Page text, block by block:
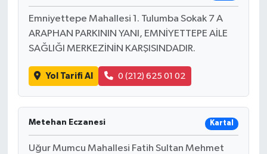
Emniyettepe Mahallesi 1. Tulumba Sokak 7 A
ARAPHAN PARKININ YANI, EMNİYETTEPE AİLE
SAĞLIĞI MERKEZİNİN KARŞISINDADIR.
Yol Tarifi Al 0 (212) 625 01 02
Metehan Eczanesi Kartal
Uğur Mumcu Mahallesi Fatih Sultan Mehmet